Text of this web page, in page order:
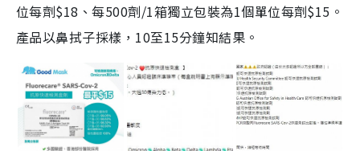
位每劑$18、每500劑/1箱獨立包裝為1個單位每劑$15。
產品以鼻拭子採樣，10至15分鐘知結果。